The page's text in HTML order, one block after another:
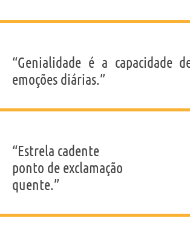
“Genialidade é a capacidade
emoções diárias.”
“Estrela cadente
ponto de exclamação
quente.”